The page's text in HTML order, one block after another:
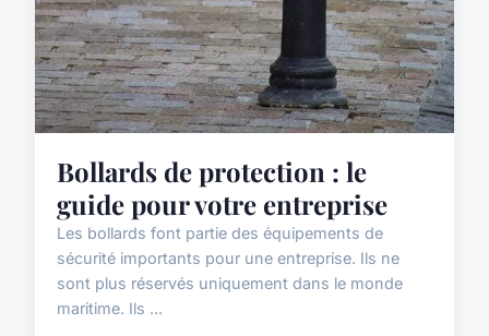
Bollards de protection : le
guide pour votre entreprise
Les bollards font partie des équipements de
sécurité importants pour une entreprise. Ils ne
sont plus réservés uniquement dans le monde
maritime. Ils ...